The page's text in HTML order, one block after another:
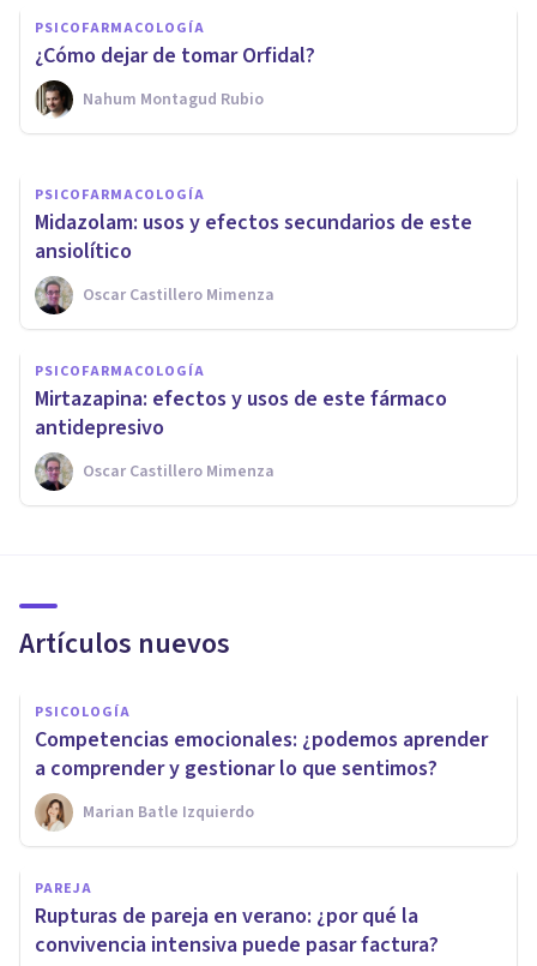
PSICOFARMACOLOGÍA
¿Cómo dejar de tomar Orfidal?
Nahum Montagud Rubio
secundarios de este
antidepresivo
Oscar Castillero Mimenza
PSICOFARMACOLOGÍA
Midazolam: usos y efectos secundarios de este
ansiolítico
Oscar Castillero Mimenza
PSICOFARMACOLOGÍA
Mirtazapina: efectos y usos de este fármaco
antidepresivo
Oscar Castillero Mimenza
Artículos nuevos
PSICOLOGÍA
Competencias emocionales: ¿podemos aprender
a comprender y gestionar lo que sentimos?
Marian Batle Izquierdo
PAREJA
Rupturas de pareja en verano: ¿por qué la
convivencia intensiva puede pasar factura?